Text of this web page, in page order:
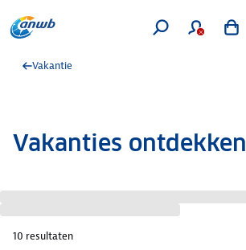
Vakantie
Vakanties ontdekken
10 resultaten
Tijdelijk in prijs verlaagd